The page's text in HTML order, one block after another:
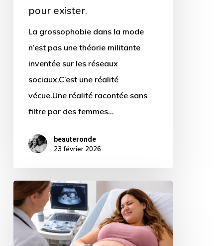
pour
exister.
pour exister.
La grossophobie dans la mode
n’est pas une théorie militante
inventée sur les réseaux
sociaux.C’est une réalité
vécue.Une réalité racontée sans
filtre par des femmes…
beauteronde
23 février 2026
Grossophobie
médicale
pendant